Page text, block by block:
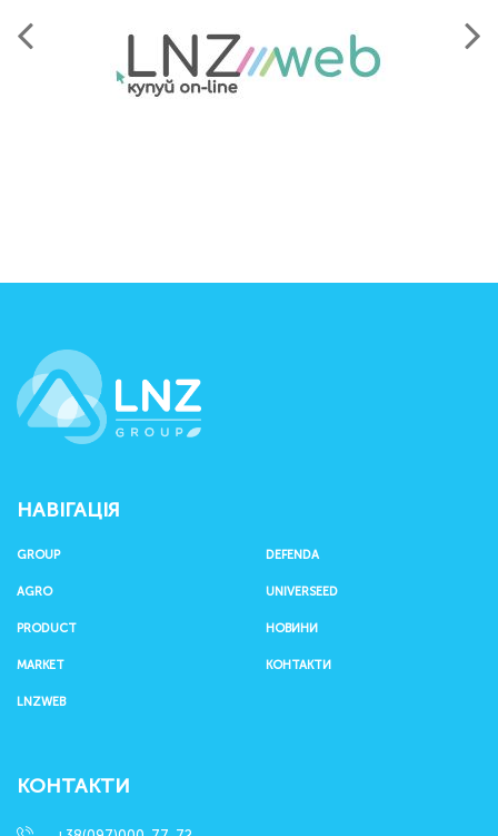
НАВІГАЦІЯ
GROUP
AGRO
PRODUCT
MARKET
DEFENDA
UNIVERSEED
НОВИНИ
КОНТАКТИ
LNZWEB
КОНТАКТИ